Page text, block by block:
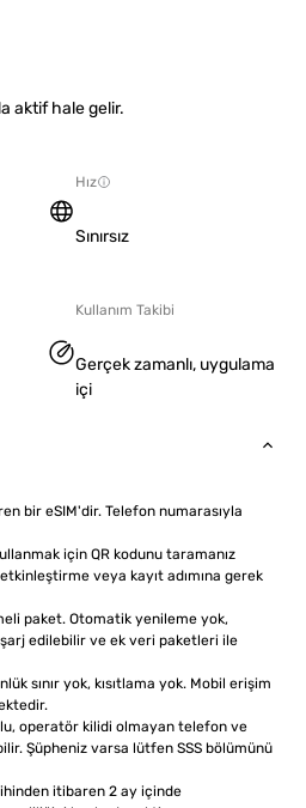
aktif hale gelir.
Hız
Sınırsız
Kullanım Takibi
Gerçek zamanlı, uygulama
içi
bir eSIM'dir. Telefon numarasıyla
için QR kodunu taramanız
veya kayıt adımına gerek
paket. Otomatik yenileme yok,
edilebilir ve ek veri paketleri ile
sınır yok, kısıtlama yok. Mobil erişim
operatör kilidi olmayan telefon ve
Şüpheniz varsa lütfen SSS bölümünü
itibaren 2 ay içinde